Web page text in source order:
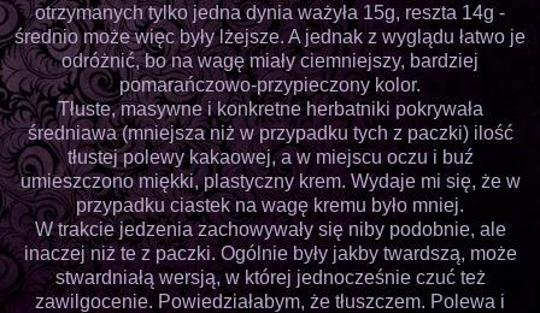
otrzymanych tylko jedna dynia ważyła 15g, reszta 14g -
średnio może więc były lżejsze. A jednak z wyglądu łatwo je
odróżnić, bo na wagę miały ciemniejszy, bardziej
pomarańczowo-przypieczony kolor.
Tłuste, masywne i konkretne herbatniki pokrywała
średniawa (mniejsza niż w przypadku tych z paczki) ilość
tłustej polewy kakaowej, a w miejscu oczu i buź
umieszczono miękki, plastyczny krem. Wydaje mi się, że w
przypadku ciastek na wagę kremu było mniej.
W trakcie jedzenia zachowywały się niby podobnie, ale
inaczej niż te z paczki. Ogólnie były jakby twardszą, może
stwardniałą wersją, w której jednocześnie czuć też
zawilgocenie. Powiedziałabym, że tłuszczem. Polewa i